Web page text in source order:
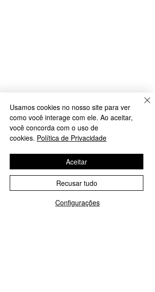
Usamos cookies no nosso site para ver
como você interage com ele. Ao aceitar,
você concorda com o uso de
cookies. Política de Privacidade
Configurações
Recusar tudo
Aceitar